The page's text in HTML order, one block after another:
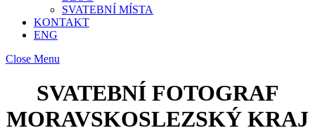
SVATEBNÍ MÍSTA
KONTAKT
ENG
Close Menu
SVATEBNÍ FOTOGRAF
MORAVSKOSLEZSKÝ KRAJ